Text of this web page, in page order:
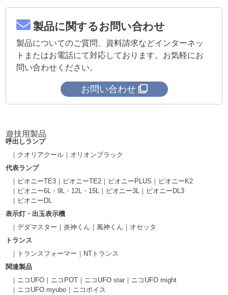
製品に関するお問い合わせ
製品についてのご質問、資料請求などインターネッ
トまたはお電話にて対応しております。お気軽にお
問い合わせください。
お問い合わせ
遊技用製品
呼出しランプ
クオリアクール
オリオンブラック
代表ランプ
ピオニーTE3
ピオニーTE2 ピオニーPLUS
ピオニーK2
ピオニー6L・9L・12L・15L
ピオニー3L
ピオニーDL3
ピオニーDL
表示灯・出玉表示機
デダマスター
炎神くん 風神くん
オセッタ
トランス
トランスフォーマー
NTトランス
関連製品
ニコUFO
ニコPOT ニコUFO star
ニコUFO might
ニコUFO myubo
ニコボイス